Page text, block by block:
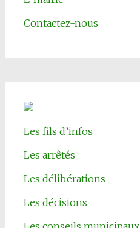
Contactez-nous
Les fils d’infos
Les arrêtés
Les délibérations
Les décisions